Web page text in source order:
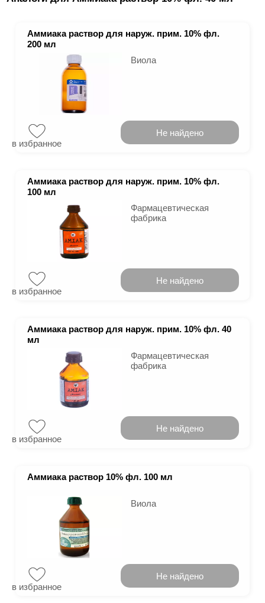
Аммиака раствор для наруж. прим. 10% фл.
200 мл
Виола
в избранное
Не найдено
Аммиака раствор для наруж. прим. 10% фл.
100 мл
Фармацевтическая
фабрика
в избранное
Не найдено
Аммиака раствор для наруж. прим. 10% фл. 40
мл
Фармацевтическая
фабрика
в избранное
Не найдено
Аммиака раствор 10% фл. 100 мл
Виола
в избранное
Не найдено